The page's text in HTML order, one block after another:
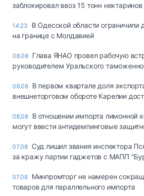
заблокировал ввоз 15 тонн
14:23
В Одесской области
на границе с Молдавией
08.08 Глава ЯНАО провел рабочую
руководителем Уральского
08.08 В первом квартале доля
внешнеторговом обороте Карелии
08.08 В отношении импорта лимонной
могут ввести антидемпинговые
07.08 Суд лишил звания инспектора
за кражу партии гаджетов с МАПП
07.08 Минпромторг не намерен
товаров для параллельного импорта